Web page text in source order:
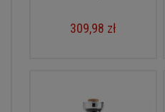
309,98 zł